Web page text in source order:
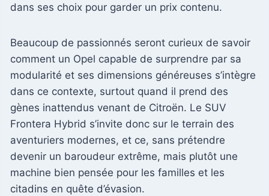
dans ses choix pour garder un prix contenu.
Beaucoup de passionnés seront curieux de savoir
comment un Opel capable de surprendre par sa
modularité et ses dimensions généreuses s’intègre
dans ce contexte, surtout quand il prend des
gènes inattendus venant de Citroën. Le SUV
Frontera Hybrid s’invite donc sur le terrain des
aventuriers modernes, et ce, sans prétendre
devenir un baroudeur extrême, mais plutôt une
machine bien pensée pour les familles et les
citadins en quête d’évasion.